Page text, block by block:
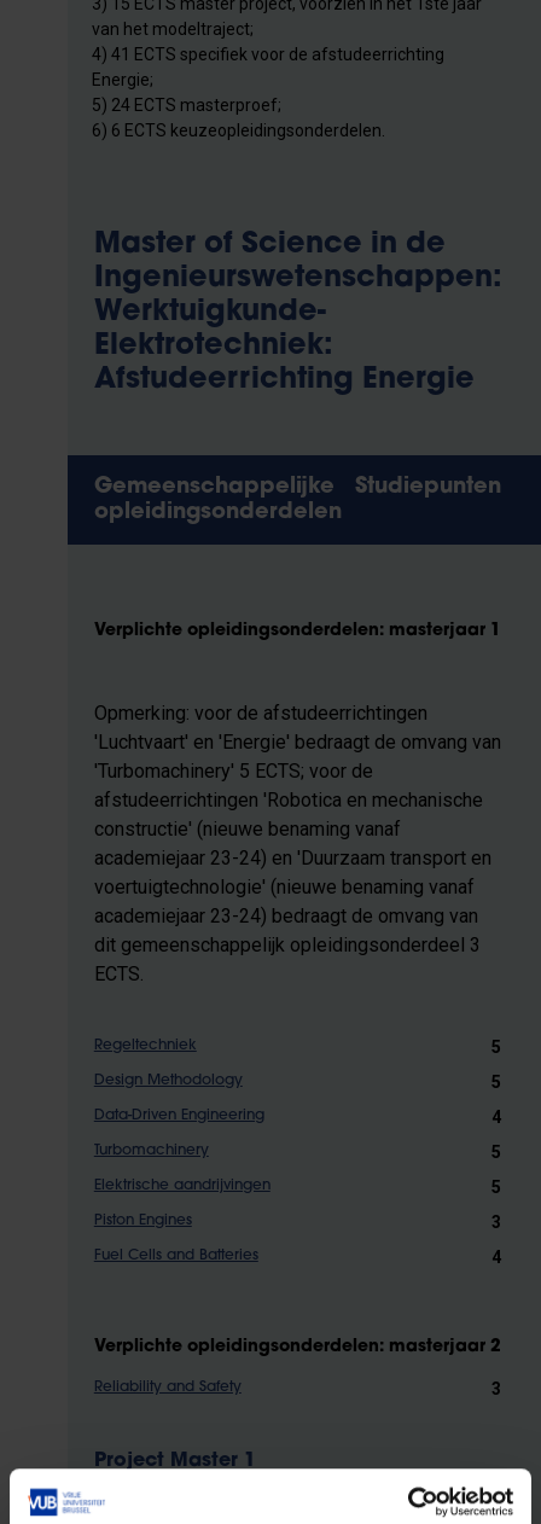
van het modeltraject;
4) 41 ECTS specifiek voor de afstudeerrichting
Energie;
5) 24 ECTS masterproef;
6) 6 ECTS keuzeopleidingsonderdelen.
Master of Science in de
Ingenieurswetenschappen:
Werktuigkunde-
Elektrotechniek:
Afstudeerrichting Energie
Gemeenschappelijke
opleidingsonderdelen
Studiepunten
Verplichte opleidingsonderdelen: masterjaar 1
Opmerking: voor de afstudeerrichtingen
'Luchtvaart' en 'Energie' bedraagt de omvang van
'Turbomachinery' 5 ECTS; voor de
afstudeerrichtingen 'Robotica en mechanische
constructie' (nieuwe benaming vanaf
academiejaar 23-24) en 'Duurzaam transport en
voertuigtechnologie' (nieuwe benaming vanaf
academiejaar 23-24) bedraagt de omvang van
dit gemeenschappelijk opleidingsonderdeel 3
ECTS.
Regeltechniek 5
Design Methodology 5
Data-Driven Engineering 4
Turbomachinery 5
Elektrische aandrijvingen 5
Piston Engines 3
Fuel Cells and Batteries 4
Verplichte opleidingsonderdelen: masterjaar 2
Reliability and Safety 3
Project Master 1